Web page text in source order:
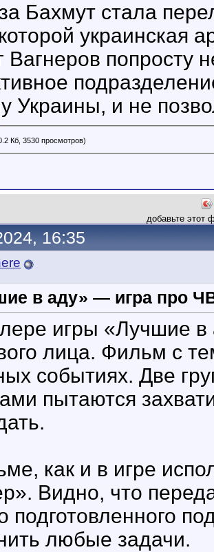
Бахмут стала
украинская
Вагнеров попросту
Украины, и не
Кб, 3530 просмотров)
добавьте этот
16:35
в аду» — игра про
игры «Лучшие в
лица. Фильм с
событиях. Две
пытаются
как и в игре
Видно, что
подготовленного
любые задачи.